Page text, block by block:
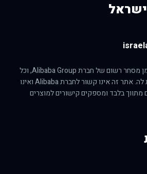
הסימן AliExpress הוא סימן מסחר רשום של חברת Alibaba Group, וכל
הזכויות הנוגעות לו שמורות לה. אתר זה אינו קשור לחברת Alibaba ואינו
מתווך בלבד ומספקים קישורים למוצרים